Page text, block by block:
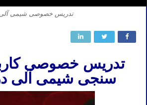
تدریس خصوصی شیمی
تدریس خصوصی
سنجی شیمی آلی